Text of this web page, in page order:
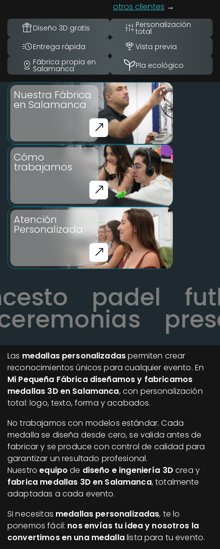
otros clientes →
Diseño 3D gratis Personalización
total
Entrega rápida
Vista previa
Fábrica propia en
Salamanca Pla ecológico
Nuestra Fábrica
en Salamanca
Cómo
trabajamos
Atención
Personalizada
padel
Las medallas personalizadaspermiten crear
reconocimientos únicos para cualquier evento. En
Mi Pequeña Fábrica diseñamos y fabricamos
medallas 3D en Salamanca, con personalización
total: logo, texto, forma y acabados.
No trabajamos con modelos estándar. Cada
medalla se diseña desde cero, se valida antes de
fabricar y se produce con control de calidad para
garantizar un resultado profesional.
Nuestroequipo de diseño e ingeniería 3D crea y
fabrica medallas 3D en Salamanca, totalmente
adaptadas a cada evento.
Si necesitas medallas personalizadas, te lo
ponemos fácil: nos envías tu idea y nosotros la
convertimos en una medallalista para tu evento.